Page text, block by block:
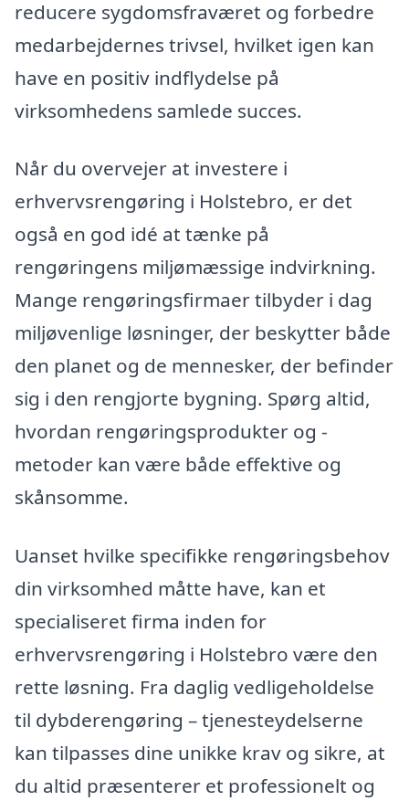
reducere sygdomsfraværet og forbedre
medarbejdernes trivsel, hvilket igen kan
have en positiv indflydelse på
virksomhedens samlede succes.
Når du overvejer at investere i
erhvervsrengøring i Holstebro, er det
også en god idé at tænke på
rengøringens miljømæssige indvirkning.
Mange rengøringsfirmaer tilbyder i dag
miljøvenlige løsninger, der beskytter både
den planet og de mennesker, der befinder
sig i den rengjorte bygning. Spørg altid,
hvordan rengøringsprodukter og -
metoder kan være både effektive og
skånsomme.
Uanset hvilke specifikke rengøringsbehov
din virksomhed måtte have, kan et
specialiseret firma inden for
erhvervsrengøring i Holstebro være den
rette løsning. Fra daglig vedligeholdelse
til dybderengøring – tjenesteydelserne
kan tilpasses dine unikke krav og sikre, at
du altid præsenterer et professionelt og